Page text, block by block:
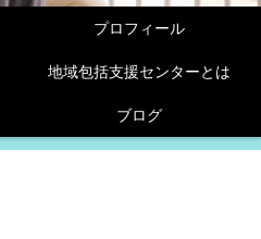
プロフィール
地域包括支援センターとは
ブログ